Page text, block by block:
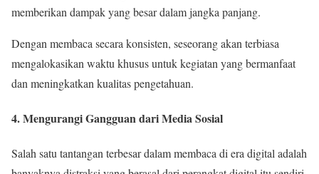
memberikan dampak yang besar dalam jangka panjang.
Dengan membaca secara konsisten, seseorang akan terbiasa
mengalokasikan waktu khusus untuk kegiatan yang bermanfaat
dan meningkatkan kualitas pengetahuan.
4. Mengurangi Gangguan dari Media Sosial
Salah satu tantangan terbesar dalam membaca di era digital adalah